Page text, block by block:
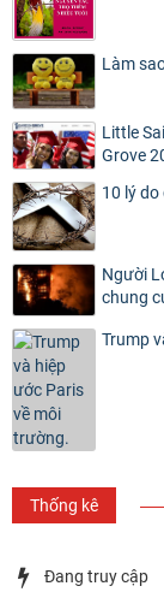
Làm
Little
Grove
10 lý
Người
chung
Trump
Thống kê
Đang truy cập